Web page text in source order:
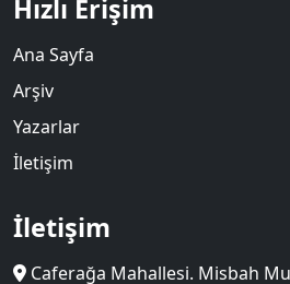
Hızlı Erişim
Ana Sayfa
Arşiv
Yazarlar
İletişim
İletişim
Caferağa Mahallesi. Misbah